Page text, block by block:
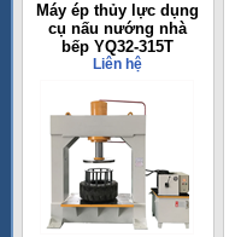
Máy ép thủy lực dụng
cụ nấu nướng nhà
bếp YQ32-315T
Liên hệ